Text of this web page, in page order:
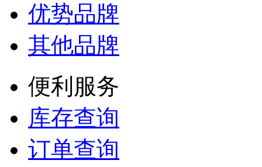
优势品牌
其他品牌
便利服务
库存查询
订单查询